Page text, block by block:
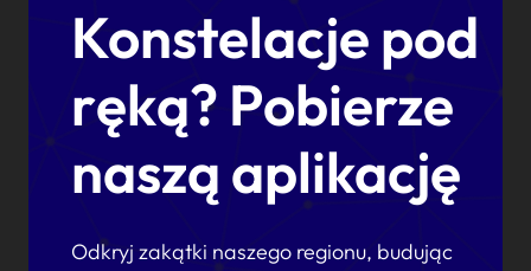
Konstelacje pod
ręką? Pobierze
naszą aplikację
Odkryj zakątki naszego regionu, budując